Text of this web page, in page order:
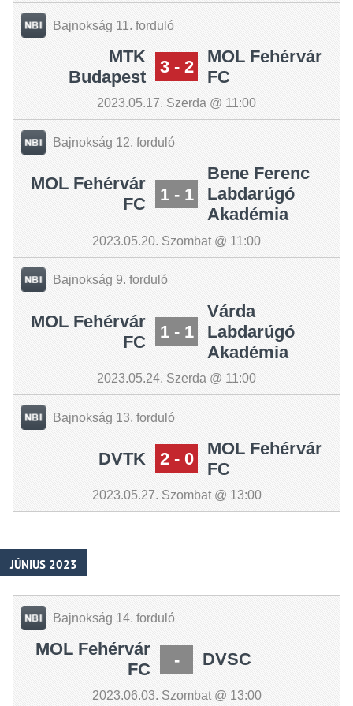
Bajnokság 11. forduló
MTK
Budapest
3 - 2
MOL Fehérvár
FC
2023.05.17. Szerda @ 11:00
Bajnokság 12. forduló
MOL Fehérvár
FC
1 - 1
Bene Ferenc
Labdarúgó
Akadémia
2023.05.20. Szombat @ 11:00
Bajnokság 9. forduló
MOL Fehérvár
FC
1 - 1
Várda
Labdarúgó
Akadémia
2023.05.24. Szerda @ 11:00
Bajnokság 13. forduló
DVTK 2 - 0
MOL Fehérvár
FC
2023.05.27. Szombat @ 13:00
JÚNIUS 2023
Bajnokság 14. forduló
MOL Fehérvár
FC
- DVSC
2023.06.03. Szombat @ 13:00